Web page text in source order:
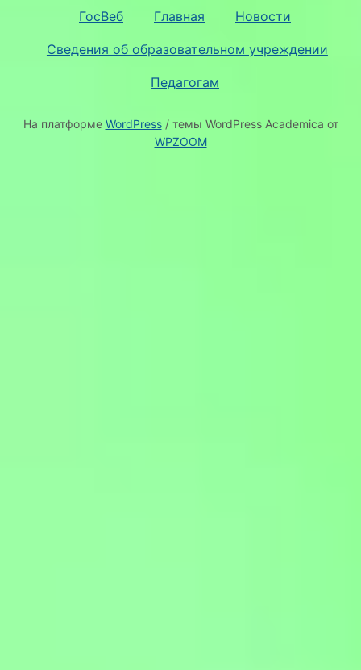
ГосВеб Главная Новости
Сведения об образовательном учреждении
Педагогам
На платформе WordPress/ темы WordPress Academica от
WPZOOM